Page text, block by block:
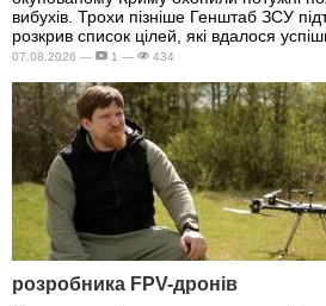
вибухів. Трохи пізніше Генштаб ЗСУ
розкрив список цілей, які вдалося
07.08.2026 — 1 — 434
розробника FPV-дронів